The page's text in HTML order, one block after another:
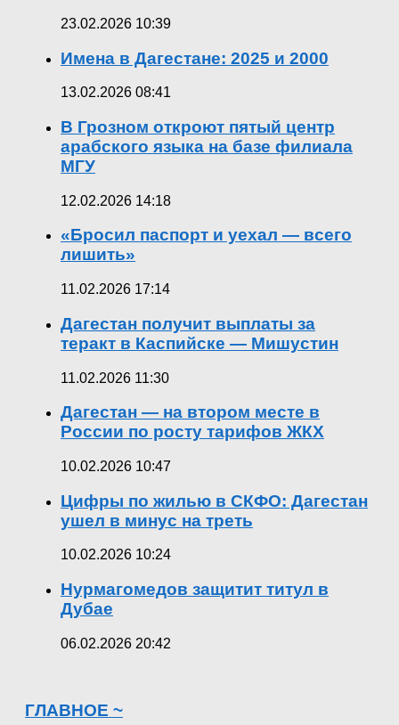
23.02.2026 10:39
Имена в Дагестане: 2025 и 2000
13.02.2026 08:41
В Грозном откроют пятый центр
арабского языка на базе филиала
МГУ
12.02.2026 14:18
«Бросил паспорт и уехал — всего
лишить»
11.02.2026 17:14
Дагестан получит выплаты за
теракт в Каспийске — Мишустин
11.02.2026 11:30
Дагестан — на втором месте в
России по росту тарифов ЖКХ
10.02.2026 10:47
Цифры по жилью в СКФО: Дагестан
ушел в минус на треть
10.02.2026 10:24
Нурмагомедов защитит титул в
Дубае
06.02.2026 20:42
ГЛАВНОЕ ~